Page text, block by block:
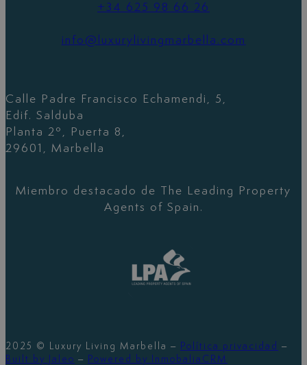
+34 625 98 66 26
info@luxurylivingmarbella.com
Calle Padre Francisco Echamendi, 5,
Edif. Salduba
Planta 2º, Puerta 8,
29601, Marbella
Miembro destacado de The Leading Property
Agents of Spain.
2025 © Luxury Living Marbella – Política privacidad –
Built by Jaleo – Powered by InmobaliaCRM